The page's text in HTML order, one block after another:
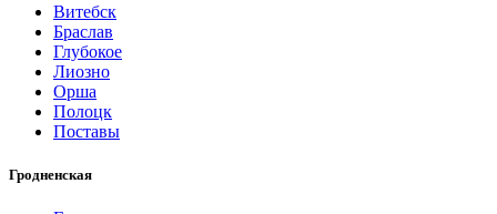
Витебск
Браслав
Глубокое
Лиозно
Орша
Полоцк
Поставы
Гродненская